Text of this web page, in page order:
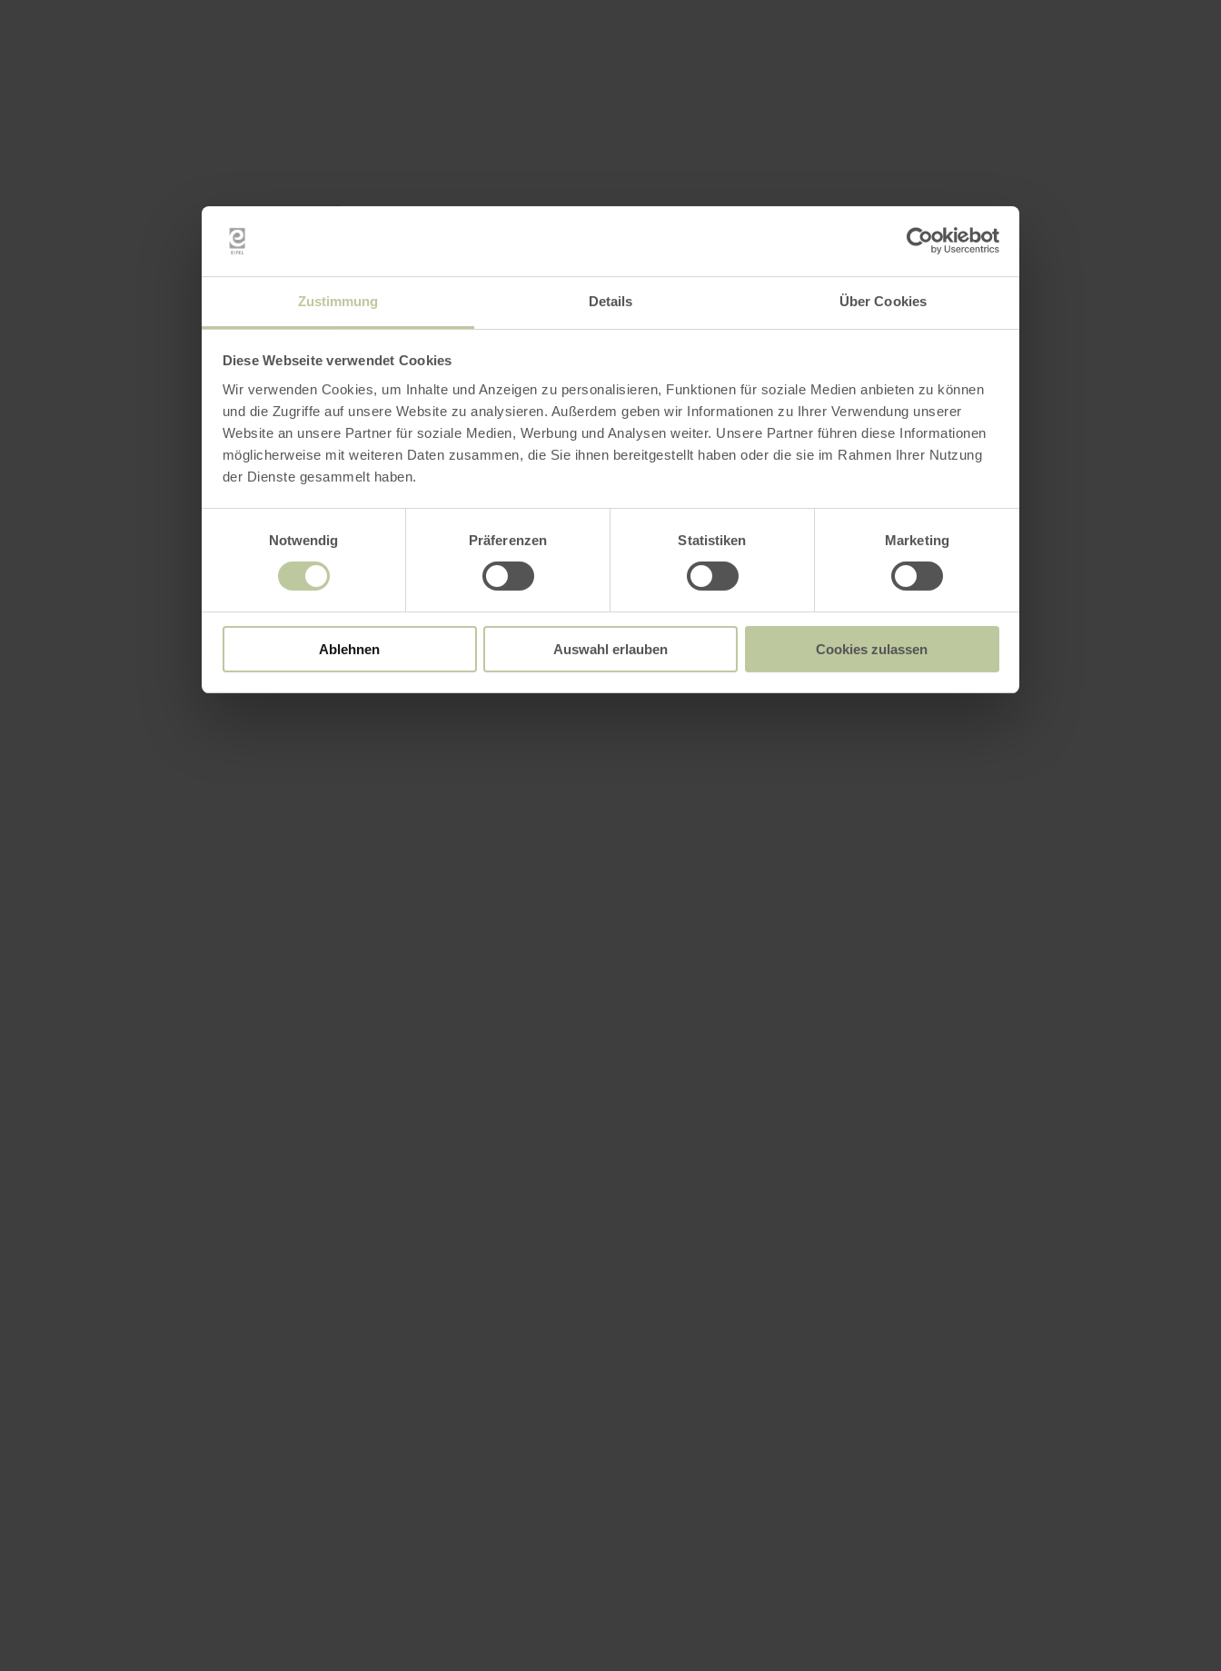
Zustimmung Details Über Cookies
Diese Webseite verwendet Cookies
Wir verwenden Cookies, um Inhalte und Anzeigen zu personalisieren, Funktionen für soziale Medien anbieten zu können
und die Zugriffe auf unsere Website zu analysieren. Außerdem geben wir Informationen zu Ihrer Verwendung unserer
Website an unsere Partner für soziale Medien, Werbung und Analysen weiter. Unsere Partner führen diese Informationen
möglicherweise mit weiteren Daten zusammen, die Sie ihnen bereitgestellt haben oder die sie im Rahmen Ihrer Nutzung
der Dienste gesammelt haben.
Notwendig
Präferenzen Statistiken Marketing
Ablehnen Auswahl erlauben Cookies zulassen